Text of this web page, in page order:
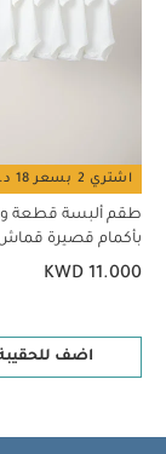
طقم
ظهر مالتي سليب
اشتري 2 بسعر 18 د.ك
طقم ألبسة قطعة
بأكمام قصيرة
عضوي بلون أبيض - 5 قطع
KWD 11.000
اضف